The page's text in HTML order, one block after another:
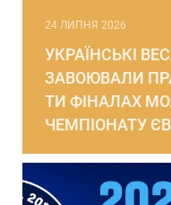
24 ЛИПНЯ 2026
УКРАЇНСЬКІ
ЗАВОЮВАЛИ
ТИ ФІНАЛАХ
ЧЕМПІОНАТУ